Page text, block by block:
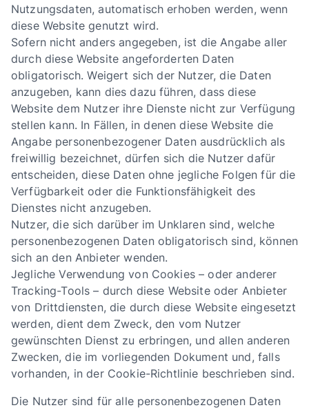
Nutzungsdaten, automatisch erhoben werden, wenn
diese Website genutzt wird.
Sofern nicht anders angegeben, ist die Angabe aller
durch diese Website angeforderten Daten
obligatorisch. Weigert sich der Nutzer, die Daten
anzugeben, kann dies dazu führen, dass diese
Website dem Nutzer ihre Dienste nicht zur Verfügung
stellen kann. In Fällen, in denen diese Website die
Angabe personenbezogener Daten ausdrücklich als
freiwillig bezeichnet, dürfen sich die Nutzer dafür
entscheiden, diese Daten ohne jegliche Folgen für die
Verfügbarkeit oder die Funktionsfähigkeit des
Dienstes nicht anzugeben.
Nutzer, die sich darüber im Unklaren sind, welche
personenbezogenen Daten obligatorisch sind, können
sich an den Anbieter wenden.
Jegliche Verwendung von Cookies – oder anderer
Tracking-Tools – durch diese Website oder Anbieter
von Drittdiensten, die durch diese Website eingesetzt
werden, dient dem Zweck, den vom Nutzer
gewünschten Dienst zu erbringen, und allen anderen
Zwecken, die im vorliegenden Dokument und, falls
vorhanden, in der Cookie-Richtlinie beschrieben sind.
Die Nutzer sind für alle personenbezogenen Daten